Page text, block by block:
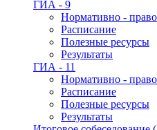
ГИА - 9
Нормативно -
Расписание
Полезные ресурсы
Результаты
ГИА - 11
Нормативно -
Расписание
Полезные ресурсы
Результаты